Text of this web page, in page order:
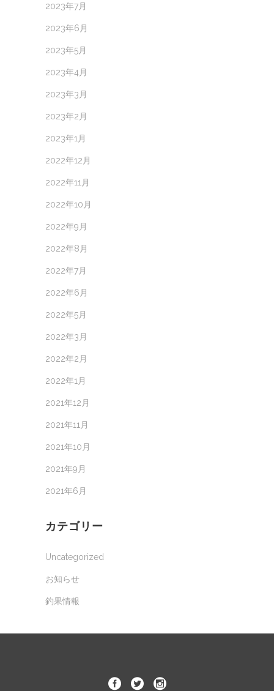
2023年7月
2023年6月
2023年5月
2023年4月
2023年3月
2023年2月
2023年1月
2022年12月
2022年11月
2022年10月
2022年9月
2022年8月
2022年7月
2022年6月
2022年5月
2022年3月
2022年2月
2022年1月
2021年12月
2021年11月
2021年10月
2021年9月
2021年6月
カテゴリー
Uncategorized
お知らせ
釣果情報